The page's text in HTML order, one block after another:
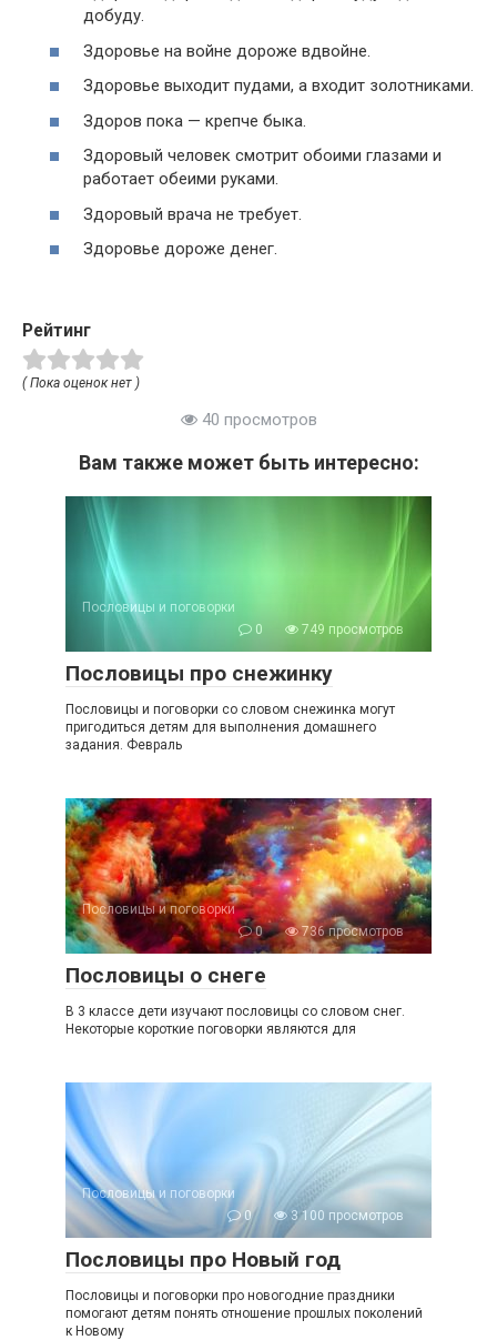
добуду.
Здоровье на войне дороже вдвойне.
Здоровье выходит пудами, а входит золотниками.
Здоров пока — крепче быка.
Здоровый человек смотрит обоими глазами и
работает обеими руками.
Здоровый врача не требует.
Здоровье дороже денег.
Рейтинг
( Пока оценок нет )
40 просмотров
Вам также может быть интересно:
Пословицы и поговорки
0
749 просмотров
Пословицы про снежинку
Пословицы и поговорки со словом снежинка могут
пригодиться детям для выполнения домашнего
задания. Февраль
Пословицы и поговорки
0
736 просмотров
Пословицы о снеге
В 3 классе дети изучают пословицы со словом снег.
Некоторые короткие поговорки являются для
Пословицы и поговорки
0
3 100 просмотров
Пословицы про Новый год
Пословицы и поговорки про новогодние праздники
помогают детям понять отношение прошлых поколений
к Новому